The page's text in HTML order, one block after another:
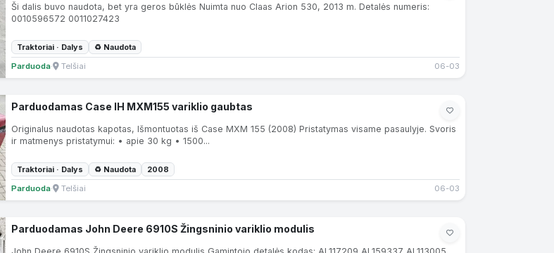
Ši dalis buvo naudota, bet yra geros būklės Nuimta nuo Claas Arion 530, 2013 m. Detalės numeris:
0010596572 0011027423
Traktoriai · Dalys
♻ Naudota
Parduoda· Telšiai 06-03
Parduodamas Case IH MXM155 variklio gaubtas
Originalus naudotas kapotas, Išmontuotas iš Case MXM 155 (2008) Pristatymas visame pasaulyje. Svoris
ir matmenys pristatymui: • apie 30 kg • 1500...
Traktoriai · Dalys ♻ Naudota
2008
Parduoda· Telšiai 06-03
Parduodamas John Deere 6910S Žingsninio variklio modulis